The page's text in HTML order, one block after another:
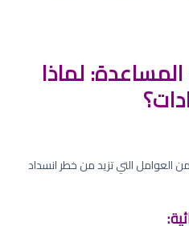
لماذا
التي تزيد من خطر انسداد